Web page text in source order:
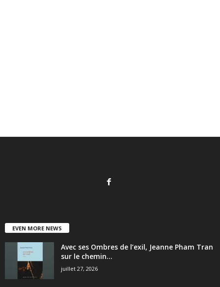
EVEN MORE NEWS
Avec ses Ombres de l’exil, Jeanne Pham Tran
sur le chemin...
juillet 27, 2026